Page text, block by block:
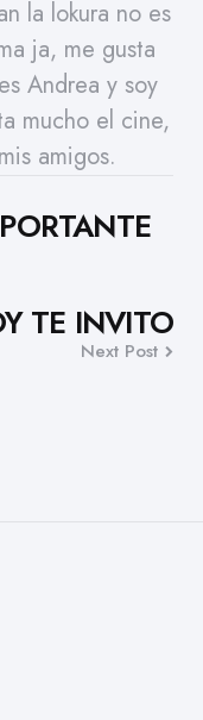
la lokura no es
ja, me gusta
Andrea y soy
mucho el cine,
amigos.
TE INVITO
Next Post